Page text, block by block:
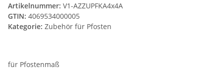
Artikelnummer: V1-AZZUPFKA4x4A
GTIN: 4069534000005
Kategorie: Zubehör für Pfosten
für Pfostenmaß